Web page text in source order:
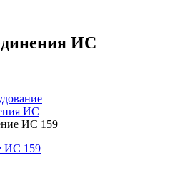
ИС
ИС
ИС 159